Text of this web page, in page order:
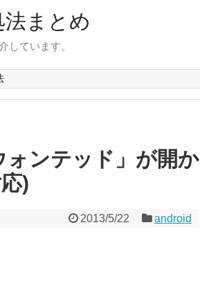
まとめ
しています。
ォンテッド」が開か
)
2013/5/22 android